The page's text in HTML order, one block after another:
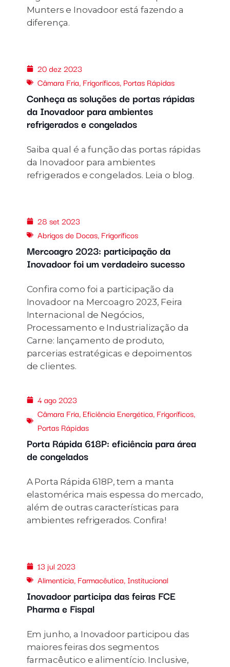
Munters e Inovadoor está fazendo a
diferença.
20 dez 2023
Câmara Fria, Frigoríficos, Portas Rápidas
Conheça as soluções de portas rápidas
da Inovadoor para ambientes
refrigerados e congelados
Saiba qual é a função das portas rápidas
da Inovadoor para ambientes
refrigerados e congelados. Leia o blog.
28 set 2023
Abrigos de Docas, Frigoríficos
Mercoagro 2023: participação da
Inovadoor foi um verdadeiro sucesso
Confira como foi a participação da
Inovadoor na Mercoagro 2023, Feira
Internacional de Negócios,
Processamento e Industrialização da
Carne: lançamento de produto,
parcerias estratégicas e depoimentos
de clientes.
4 ago 2023
Câmara Fria, Eficiência Energética, Frigoríficos,
Portas Rápidas
Porta Rápida 618P: eficiência para área
de congelados
A Porta Rápida 618P, tem a manta
elastomérica mais espessa do mercado,
além de outras características para
ambientes refrigerados. Confira!
13 jul 2023
Alimentícia, Farmacêutica, Institucional
Inovadoor participa das feiras FCE
Pharma e Fispal
Em junho, a Inovadoor participou das
maiores feiras dos segmentos
farmacêutico e alimentício. Inclusive,